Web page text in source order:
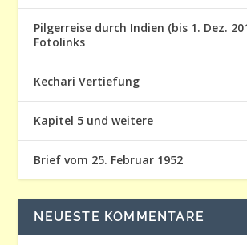
Pilgerreise durch Indien (bis 1. Dez.
Fotolinks
Kechari Vertiefung
Kapitel 5 und weitere
Brief vom 25. Februar 1952
NEUESTE KOMMENTARE